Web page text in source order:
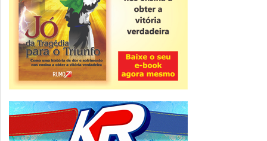
ver todas »